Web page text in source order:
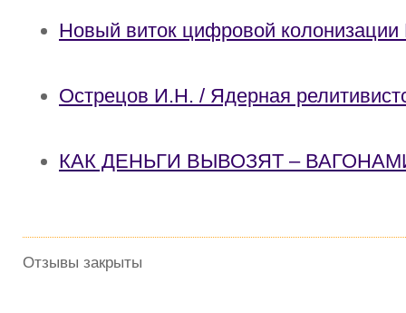
Новый виток цифровой колонизации
Острецов И.Н. / Ядерная
КАК ДЕНЬГИ ВЫВОЗЯТ –
Отзывы закрыты